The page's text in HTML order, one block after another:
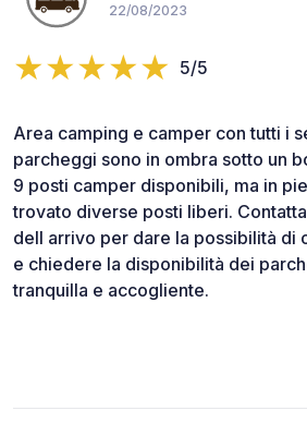
22/08/2023
5/5
Area camping e camper con tutti i
parcheggi sono in ombra sotto un
9 posti camper disponibili, ma in
trovato diverse posti liberi.
dell arrivo per dare la possibilità di
e chiedere la disponibilità dei
tranquilla e accogliente.